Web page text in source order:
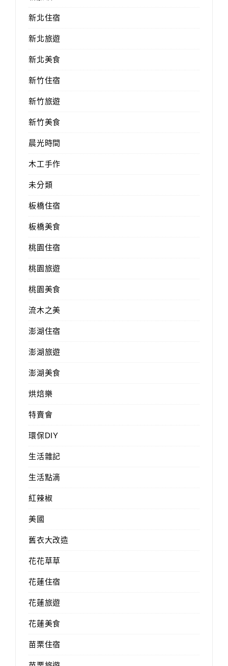
新北住宿
新北旅遊
新北美食
新竹住宿
新竹旅遊
新竹美食
晨光時間
木工手作
未分類
板橋住宿
板橋美食
桃園住宿
桃園旅遊
桃園美食
流木之美
澎湖住宿
澎湖旅遊
澎湖美食
烘焙樂
特賣會
環保DIY
生活雜記
生活點滴
紅辣椒
美國
舊衣大改造
花花草草
花蓮住宿
花蓮旅遊
花蓮美食
苗栗住宿